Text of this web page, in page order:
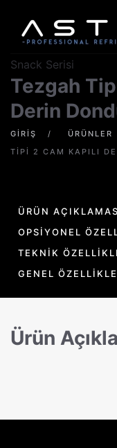
Skip to main
Snack Serisi
Tezgah
Derin
GIRIŞ ÜRÜNLER
TIPI 2 CAM KAPILI
ÜRÜN
OPSIYONEL
TEKNIK
GENEL
Ürün